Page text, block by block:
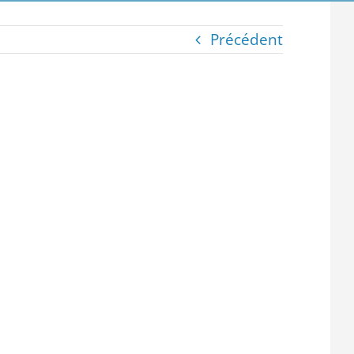
Précédent